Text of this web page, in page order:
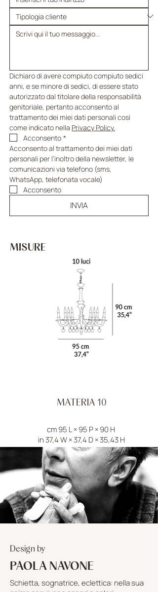
Dichiaro di avere compiuto compiuto sedici
anni, e se minore di sedici, di essere stato
autorizzato dal titolare della responsabilità
genitoriale, pertanto acconsento al
trattamento dei miei dati personali così
come indicato nella Privacy Policy.
Acconsento *
Acconsento al trattamento dei miei dati
personali per l’inoltro della newsletter, le
comunicazioni via telefono (sms,
WhatsApp, telefonata vocale)
Acconsento
INVIA
MISURE
MATERIA 10
cm 95 L × 95 P × 90 H
in 37,4 W × 37,4 D × 35,43 H
Design by
PAOLA NAVONE
Schietta, sognatrice, eclettica: nella sua